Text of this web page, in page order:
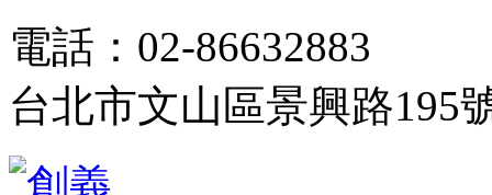
電話：02-86632883
台北市文山區景興路195